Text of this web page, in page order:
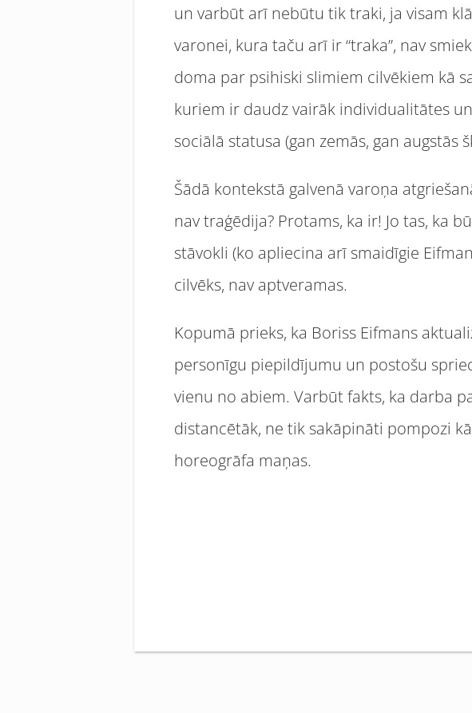
un varbūt arī nebūtu tik traki, ja visam
varonei, kura taču arī ir “traka”, nav
doma par psihiski slimiem cilvēkiem kā
kuriem ir daudz vairāk individualitātes
sociālā statusa (gan zemās, gan
Šādā kontekstā galvenā varoņa
nav traģēdija? Protams, ka ir! Jo tas, ka
stāvokli (ko apliecina arī smaidīgie
cilvēks, nav aptveramas.
Kopumā prieks, ka Boriss Eifmans
personīgu piepildījumu un postošu
vienu no abiem. Varbūt fakts, ka darba
distancētāk, ne tik sakāpināti pompozi
horeogrāfa maņas.